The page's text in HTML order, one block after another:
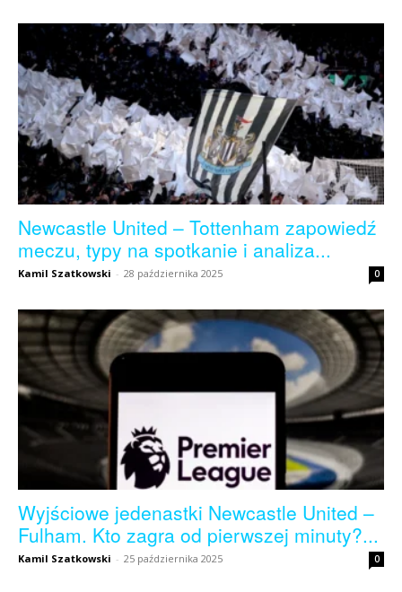
Newcastle United – Tottenham zapowiedź
meczu, typy na spotkanie i analiza...
Kamil Szatkowski - 28 października 2025 0
Wyjściowe jedenastki Newcastle United –
Fulham. Kto zagra od pierwszej minuty?...
Kamil Szatkowski - 25 października 2025 0